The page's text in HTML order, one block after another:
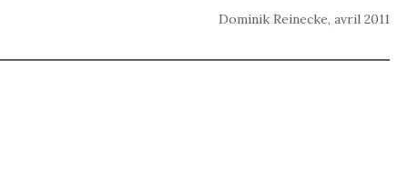
Dominik Reinecke, avril 2011